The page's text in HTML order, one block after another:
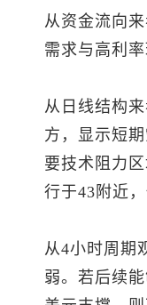
从资金流向
需求与高利
从日线结构
方，显示短
要技术阻力
行于43附近
从4小时周期
弱。若后续